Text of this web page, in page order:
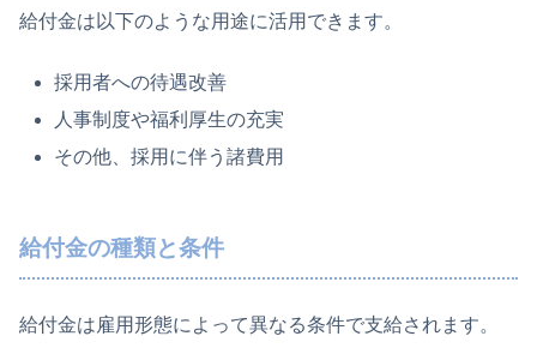
給付金は以下のような用途に活用できます。
採用者への待遇改善
人事制度や福利厚生の充実
その他、採用に伴う諸費用
給付金の種類と条件
給付金は雇用形態によって異なる条件で支給されます。